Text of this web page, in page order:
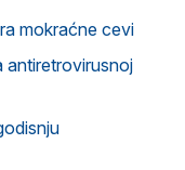
mokraćne cevi
antiretrovirusnoj